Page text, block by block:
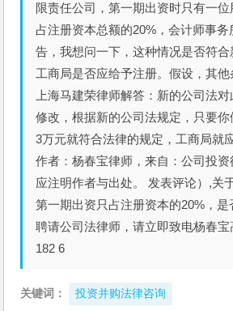
限责任公司，第一期出资时只有一位
占注册资本总额的20%，会计师事务
告，我想问一下，这种情况是否符合
工商局是否应给予注册。假设，其他
上海马建荣律师解答：新的公司法
修改，根据新的公司法规定，只要你
3万元就符合法律的规定，工商局就
作者：杨春宝律师，来自：公司投
应注明作者与出处。 发表评论）,关
第一期出资只占注册资本的20%，是
聘请公司法律师，请立即致电杨春
182 6
关键词： 投资并购法律咨询